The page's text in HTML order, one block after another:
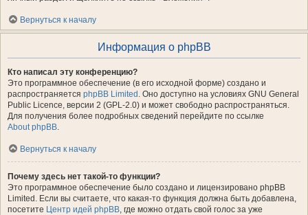
Вернуться к началу
Информация о phpBB
Кто написал эту конференцию?
Это программное обеспечение (в его исходной форме) создано и
распространяется phpBB Limited . Оно доступно на условиях GNU General
Public Licence, версии 2 (GPL-2.0) и может свободно распространяться.
Для получения более подробных сведений перейдите по ссылке
About phpBB.
Вернуться к началу
Почему здесь нет такой-то функции?
Это программное обеспечение было создано и лицензировано phpBB
Limited. Если вы считаете, что какая-то функция должна быть добавлена,
посетите Центр идей phpBB, где можно отдать свой голос за уже